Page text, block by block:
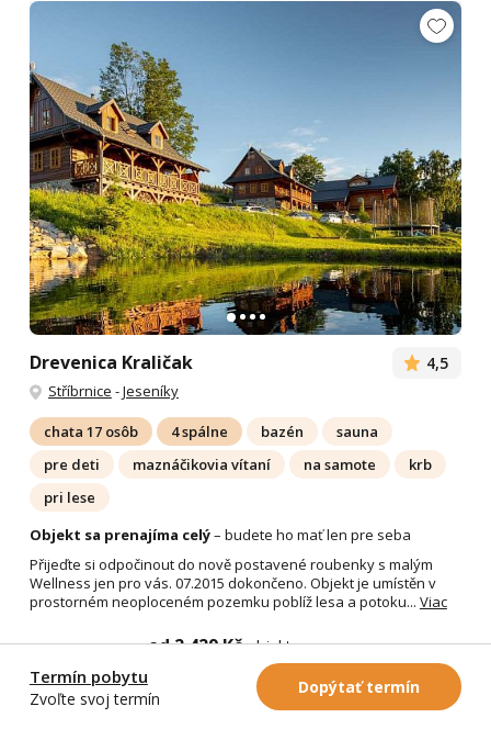
Termín pobytu
Zvoľte svoj termín
Dopýtať termín
Drevenica Kraličak 4,5
Stříbrnice -Jeseníky
chata 17 osôb 4 spálne bazén
sauna
pre deti
maznáčikovia vítaní na samote
krb
pri lese
Objekt sa prenajíma celý– budete ho mať len pre seba
Přijeďte si odpočinout do nově postavené roubenky s malým
Wellness jen pro vás. 07.2015 dokončeno. Objekt je umístěn v
prostorném neoploceném pozemku poblíž lesa a potoku... Viac
od 2 429 Kčobjekt za noc
Detail chaty